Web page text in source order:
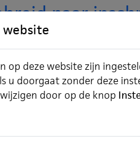
naar
cursistportaal al mogelijk
2 3 4 5 6 7
website
op deze website zijn
u doorgaat zonder deze
door op de knop